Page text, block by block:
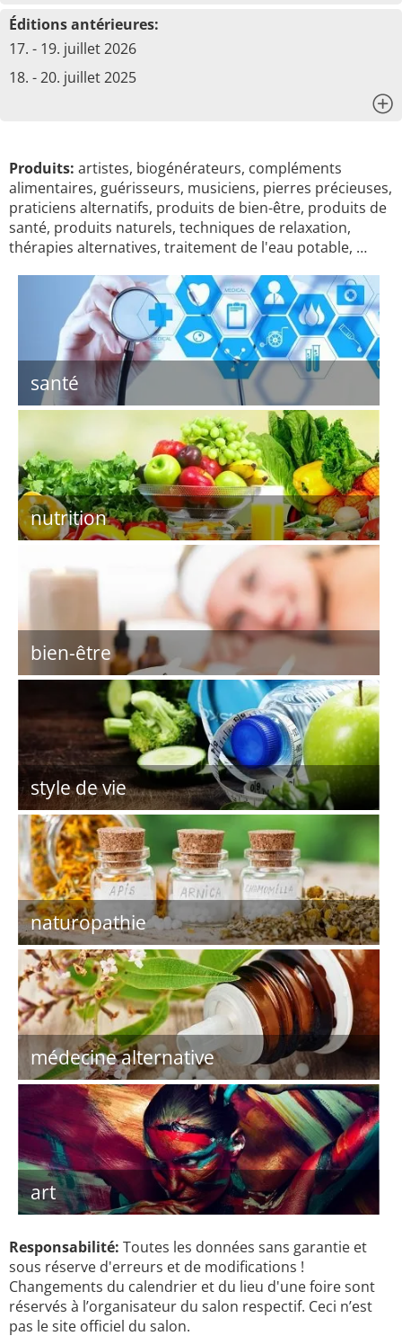
Éditions antérieures:
17. - 19. juillet 2026
18. - 20. juillet 2025
Produits: artistes, biogénérateurs, compléments
alimentaires, guérisseurs, musiciens, pierres précieuses,
praticiens alternatifs, produits de bien-être, produits de
santé, produits naturels, techniques de relaxation,
thérapies alternatives, traitement de l'eau potable, …
santé
nutrition
bien-être
style de vie
naturopathie
médecine alternative
art
Responsabilité: Toutes les données sans garantie et
sous réserve d'erreurs et de modifications !
Changements du calendrier et du lieu d'une foire sont
réservés à l’organisateur du salon respectif. Ceci n’est
pas le site officiel du salon.